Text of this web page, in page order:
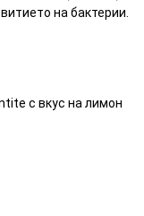
на бактерии.
с вкус на лимон